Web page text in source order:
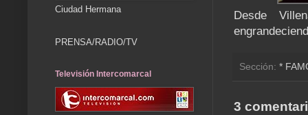
Desde
Sección: *
3
Ciudad Hermana
PRENSA/RADIO/TV
Televisión Intercomarcal